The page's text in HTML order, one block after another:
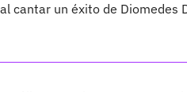
cantar un éxito de Diomedes